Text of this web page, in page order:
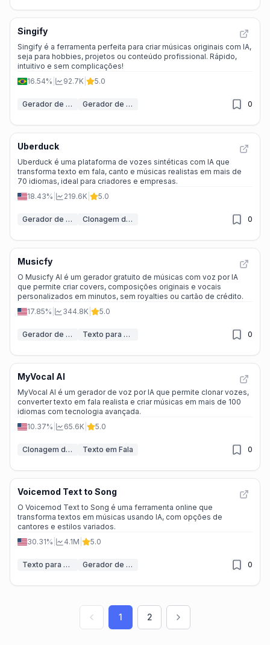
Singify
Singify é a ferramenta perfeita para criar músicas originais com IA,
seja para hobbies, projetos ou conteúdo profissional. Rápido,
intuitivo e sem complicações!
16.54%
92.7K 5.0
Gerador de Música IA Gerador de Canto IA 0
Uberduck
Uberduck é uma plataforma de vozes sintéticas com IA que
transforma texto em fala, canto e músicas realistas em mais de
70 idiomas, ideal para criadores e empresas.
18.43%
219.6K 5.0
Gerador de Voz IA Clonagem de Voz IA 0
Musicfy
O Musicfy AI é um gerador gratuito de músicas com voz por IA
que permite criar covers, composições originais e vocais
personalizados em minutos, sem royalties ou cartão de crédito.
17.85%
344.8K 5.0
Gerador de Canto IA Texto para Música 0
MyVocal AI
MyVocal AI é um gerador de voz por IA que permite clonar vozes,
converter texto em fala realista e criar músicas em mais de 100
idiomas com tecnologia avançada.
10.37%
65.6K 5.0
Clonagem de Voz IA Texto em Fala 0
Voicemod Text to Song
O Voicemod Text to Song é uma ferramenta online que
transforma textos em músicas usando IA, com opções de
cantores e estilos variados.
30.31%
4.1M 5.0
Texto para Música Gerador de Canto IA 0
1 2